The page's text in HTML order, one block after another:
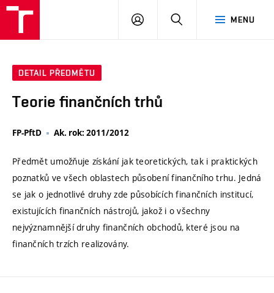
MENU
PŘIHLÁSIT
DETAIL PŘEDMĚTU
Teorie finančních trhů
FP-PftD Ak. rok: 2011/2012
Předmět umožňuje získání jak teoretických, tak i praktických
poznatků ve všech oblastech působení finančního trhu. Jedná
se jak o jednotlivé druhy zde působících finančních institucí,
existujících finančních nástrojů, jakož i o všechny
nejvýznamnější druhy finančních obchodů, které jsou na
finančních trzích realizovány.